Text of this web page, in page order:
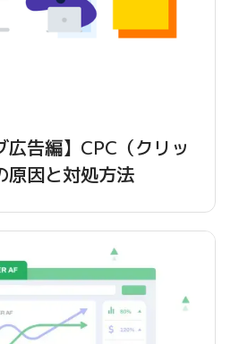
広告編】CPC（クリッ
原因と対処方法